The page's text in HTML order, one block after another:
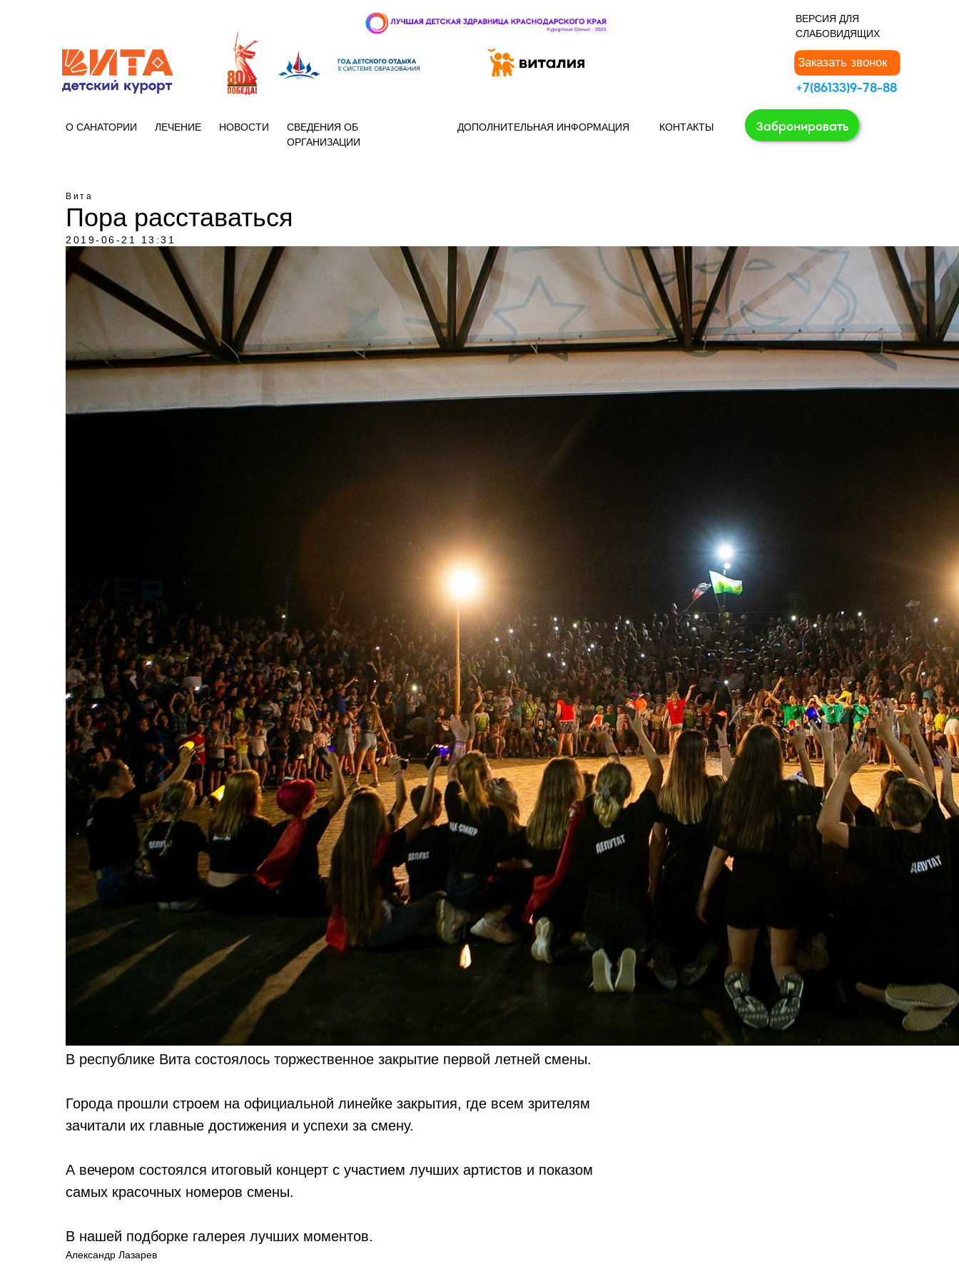
+7 (86133) 97-888 Заказать звонок
+7(86133)9-78-88
ВЕРСИЯ ДЛЯ
СЛАБОВИДЯЩИХ
О САНАТОРИИ Забронировать
КОНТАКТЫ
НОВОСТИ
СВЕДЕНИЯ ОБ
ОРГАНИЗАЦИИ
ДОПОЛНИТЕЛЬНАЯ ИНФОРМАЦИЯ
ЛЕЧЕНИЕ
Вита
Пора расставаться
2019-06-21 13:31
В республике Вита состоялось торжественное закрытие первой летней смены.
Города прошли строем на официальной линейке закрытия, где всем зрителям
зачитали их главные достижения и успехи за смену.
А вечером состоялся итоговый концерт с участием лучших артистов и показом
самых красочных номеров смены.
В нашей подборке галерея лучших моментов.
Александр Лазарев